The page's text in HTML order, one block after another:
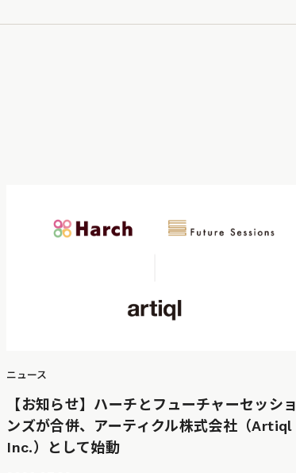
ニュース
【お知らせ】ハーチとフューチャーセッショ
ンズが合併、アーティクル株式会社（Artiql
Inc.）として始動